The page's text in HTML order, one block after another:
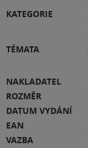
KATEGORIE
TÉMATA
NAKLADATEL
ROZMĚR
DATUM VYDÁNÍ
EAN
VAZBA